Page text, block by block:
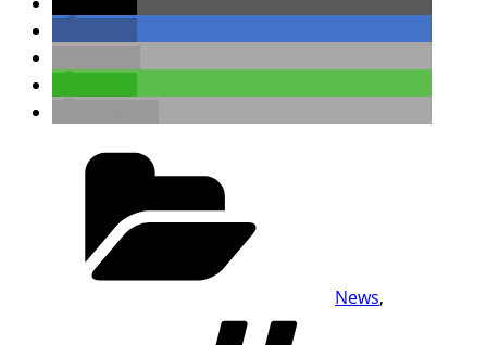
News,